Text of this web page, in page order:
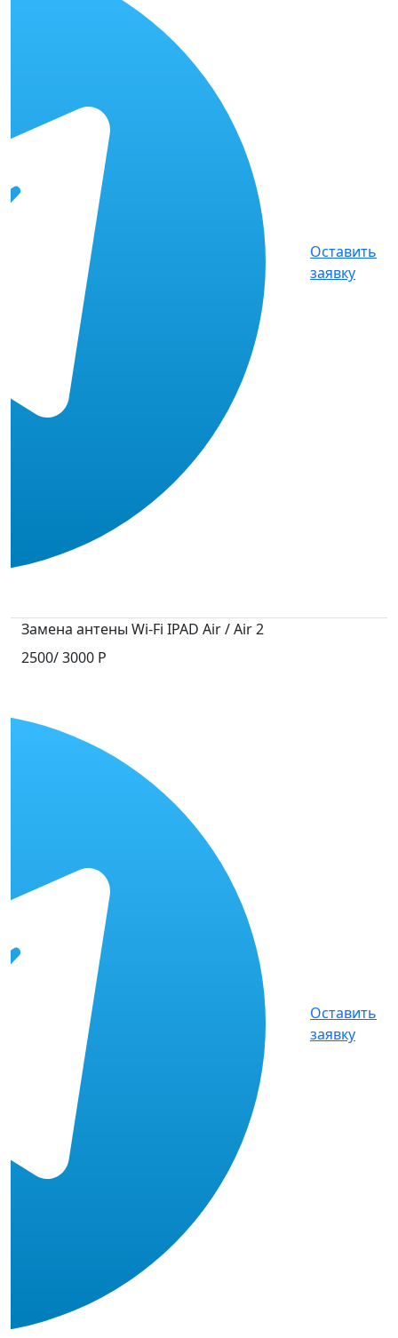
Оставить
заявку
Замена антены Wi-Fi IPAD Air / Air 2
2500/ 3000 P
Оставить
заявку